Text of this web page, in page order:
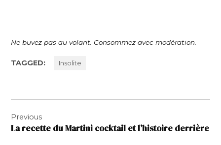
Ne buvez pas au volant. Consommez avec modération.
TAGGED: Insolite
de
l’article
Previous
La recette du Martini cocktail et l’histoire derrière